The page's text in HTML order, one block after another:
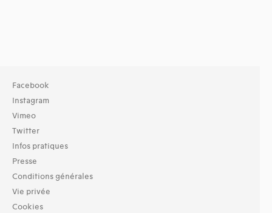
Facebook
Instagram
Vimeo
Twitter
Infos pratiques
Presse
Conditions générales
Vie privée
Cookies